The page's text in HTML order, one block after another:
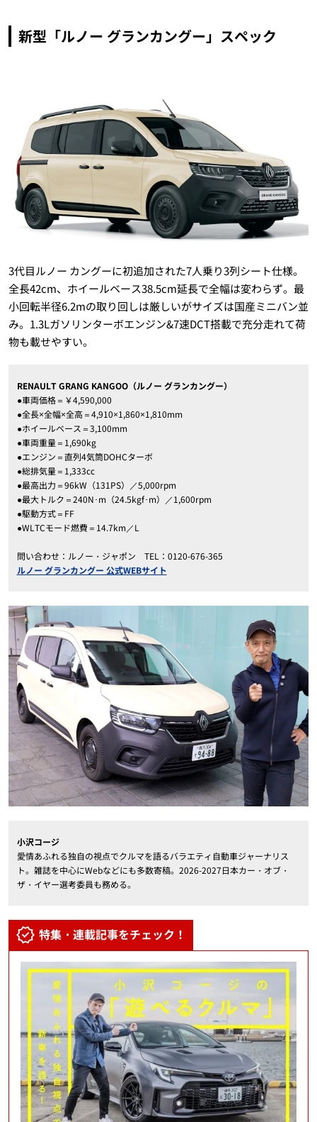
新型「ルノー グランカングー」スペック
3代目ルノー カングーに初追加された7人乗り3列シート仕様。
全長42cm、ホイールベース38.5cm延長で全幅は変わらず。最
小回転半径6.2mの取り回しは厳しいがサイズは国産ミニバン並
み。1.3Lガソリンターボエンジン&7速DCT搭載で充分走れて荷
物も載せやすい。
RENAULT GRANG KANGOO（ルノー グランカングー）
●車両価格＝￥4,590,000
●全長×全幅×全高＝4,910×1,860×1,810mm
●ホイールベース＝3,100mm
●車両重量＝1,690kg
●エンジン＝直列4気筒DOHCターボ
●総排気量＝1,333cc
●最高出力＝96kW（131PS）／5,000rpm
●最大トルク＝240N･m（24.5kgf･m）／1,600rpm
●駆動方式＝FF
●WLTCモード燃費＝14.7km／L
問い合わせ：ルノー・ジャポン TEL：0120-676-365
ルノー グランカングー 公式WEBサイト
小沢コージ
愛情あふれる独自の視点でクルマを語るバラエティ自動車ジャーナリス
ト。雑誌を中心にWebなどにも多数寄稿。2026-2027日本カー・オブ・
ザ・イヤー選考委員も務める。
特集・連載記事をチェック！